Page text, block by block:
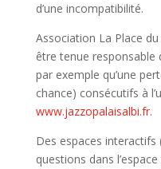
d’une incompatibilité.
Association La Place
être tenue responsable
par exemple qu’une
chance) consécutifs à
www.jazzopalaisalbi.fr.
Des espaces interactifs
questions dans